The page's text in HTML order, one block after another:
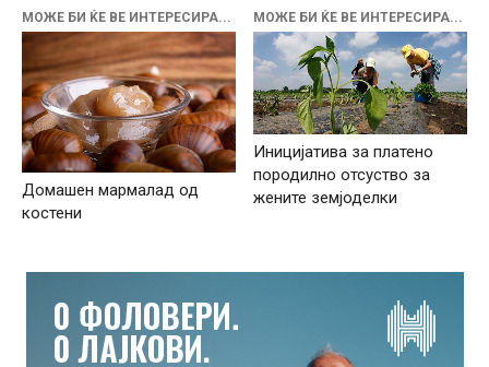
МОЖЕ БИ ЌЕ ВЕ ИНТЕРЕСИРА...
Домашен мармалад од
костени
МОЖЕ БИ ЌЕ ВЕ ИНТЕРЕСИРА...
Иницијатива за платено
породилно отсуство за
жените земјоделки